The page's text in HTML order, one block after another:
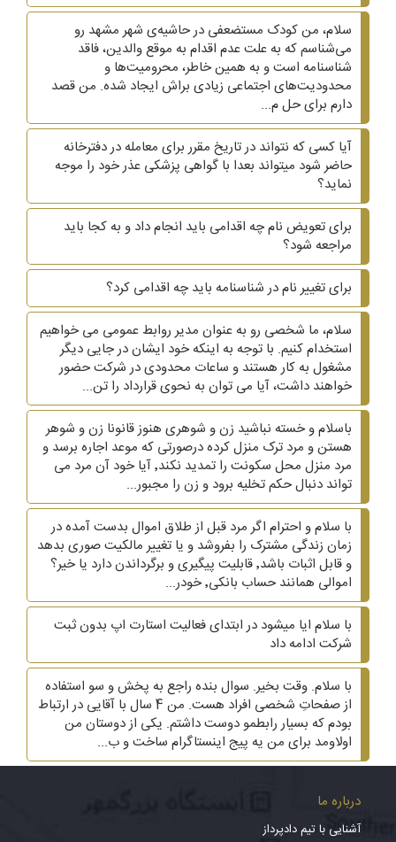
سلام، من کودک مستضعفی در حاشیه‌ی شهر مشهد رو
می‌شناسم که به علت عدم اقدام به موقع والدین، فاقد
شناسنامه است و به همین خاطر، محرومیت‌ها و
محدودیت‌های اجتماعی زیادی براش ایجاد شده. من قصد
دارم برای حل م...
آیا کسی که نتواند در تاریخ مقرر برای معامله در دفترخانه
حاضر شود میتواند بعدا با گواهی پزشکی عذر خود را موجه
نماید؟
برای تعویض نام چه اقدامی باید انجام داد و به کجا باید
مراجعه شود؟
برای تغییر نام در شناسنامه باید چه اقدامی کرد؟
سلام، ما شخصی رو به عنوان مدیر روابط عمومی می خواهیم
استخدام کنیم. با توجه به اینکه خود ایشان در جایی دیگر
مشغول به کار هستند و ساعات محدودی در شرکت حضور
خواهند داشت، آیا می توان به نحوی قرارداد را تن...
باسلام و خسته نباشید زن و شوهری هنوز قانونا زن و شوهر
هستن و مرد ترک منزل کرده درصورتی که موعد اجاره برسد و
مرد منزل محل سکونت را تمدید نکند٬ آیا خود آن مرد می
تواند دنبال حکم تخلیه برود و زن را مجبور...
با سلام و احترام اگر مرد قبل از طلاق اموال بدست آمده در
زمان زندگی مشترک را بفروشد و یا تغییر مالکیت صوری بدهد
و قابل اثبات باشد٬ قابلیت پیگیری و برگرداندن دارد یا خیر؟
اموالی همانند حساب بانکی٬ خودر...
با سلام ایا میشود در ابتدای فعالیت استارت اپ بدون ثبت
شرکت ادامه داد
با سلام. وقت بخیر. سوال بنده راجع به پخش و سو استفاده
از صفحاتِ شخصی افراد هست. من 4 سال با آقایی در ارتباط
بودم که بسیار رابطمو دوست داشتم. یکی از دوستان من
اولاومد برای من یه پیج اینستاگرام ساخت و ب...
درباره ما
آشنایی با تیم دادپرداز